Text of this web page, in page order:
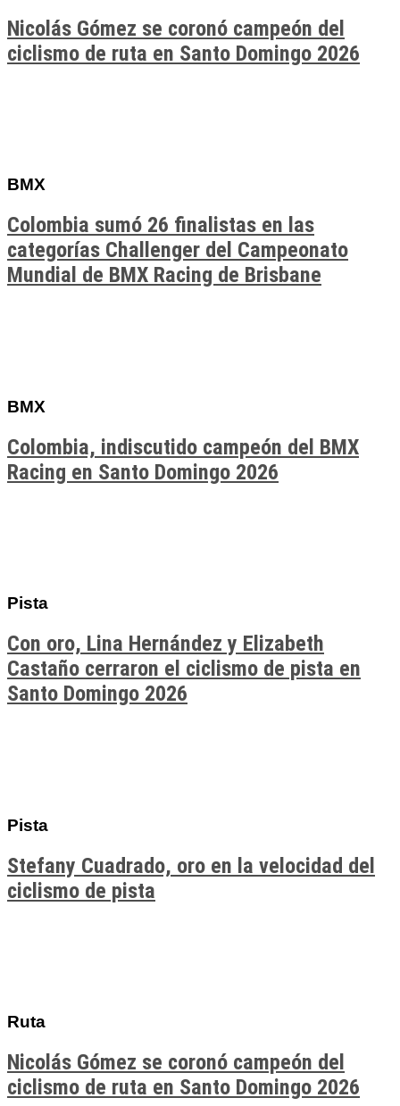
Nicolás Gómez se coronó campeón del
ciclismo de ruta en Santo Domingo 2026
BMX
Colombia sumó 26 finalistas en las
categorías Challenger del Campeonato
Mundial de BMX Racing de Brisbane
BMX
Colombia, indiscutido campeón del BMX
Racing en Santo Domingo 2026
Pista
Con oro, Lina Hernández y Elizabeth
Castaño cerraron el ciclismo de pista en
Santo Domingo 2026
Pista
Stefany Cuadrado, oro en la velocidad del
ciclismo de pista
Ruta
Nicolás Gómez se coronó campeón del
ciclismo de ruta en Santo Domingo 2026